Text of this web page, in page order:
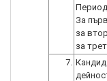
За
за
за
7.